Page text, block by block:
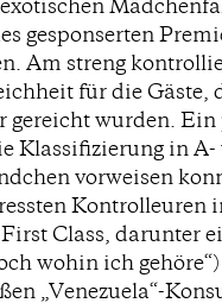
gesponserten
Am streng
für die Gäste,
gereicht wurden.
Klassifizierung in
vorweisen
Kontrolleuren
Class, darunter
wohin ich
„Venezuela“-